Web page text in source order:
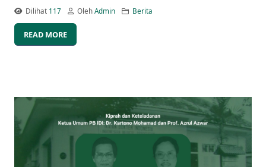
Dilihat 117 OlehAdmin Berita
READ MORE